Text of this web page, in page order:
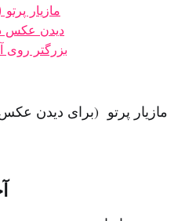
مازیار پرتو (برای دیدن